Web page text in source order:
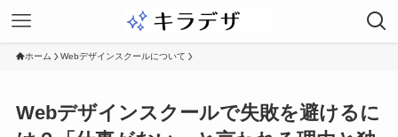
ホーム Webデザインスクールについて
Webデザインスクールで失敗を避けるに